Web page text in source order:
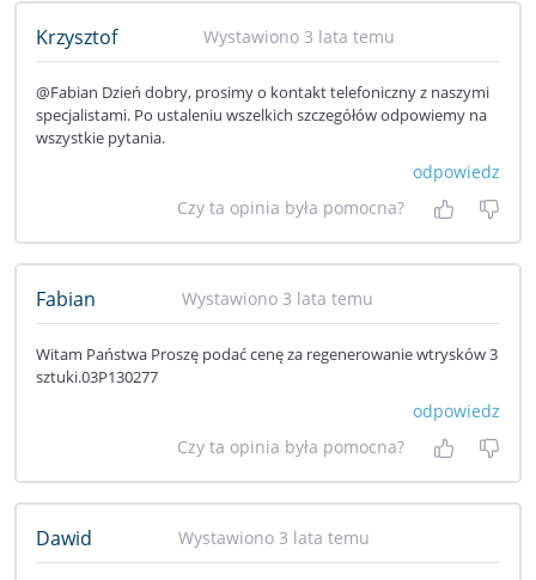
Krzysztof Wystawiono 3 lata temu
@Fabian Dzień dobry, prosimy o kontakt telefoniczny z naszymi
specjalistami. Po ustaleniu wszelkich szczegółów odpowiemy na
wszystkie pytania.
odpowiedz
Czy ta opinia była pomocna?
Tak, była
Nie
Fabian Wystawiono 3 lata temu
Witam Państwa Proszę podać cenę za regenerowanie wtrysków 3
sztuki.03P130277
odpowiedz
Czy ta opinia była pomocna?
Tak, była
Nie
Dawid Wystawiono 3 lata temu